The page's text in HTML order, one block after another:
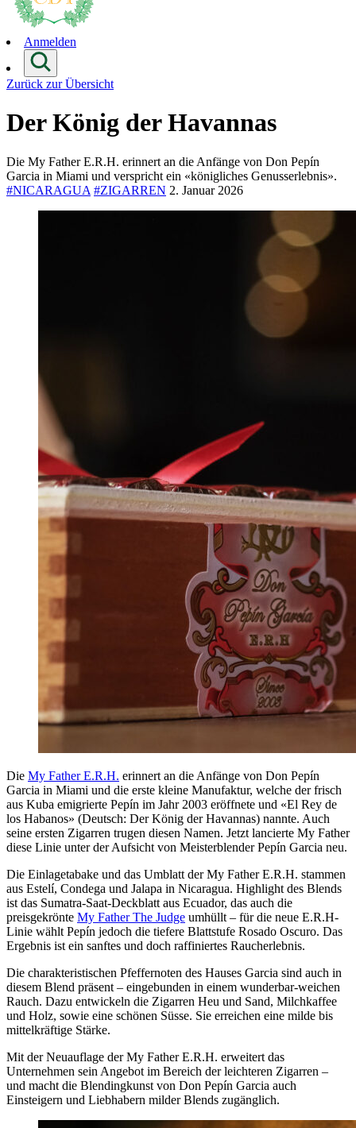
Anmelden
Zurück zur Übersicht
Der König der Havannas
Die My Father E.R.H. erinnert an die Anfänge von Don Pepín
Garcia in Miami und verspricht ein «königliches Genusserlebnis».
#NICARAGUA #ZIGARREN 2. Januar 2026
Die My Father E.R.H. erinnert an die Anfänge von Don Pepín
Garcia in Miami und die erste kleine Manufaktur, welche der frisch
aus Kuba emigrierte Pepín im Jahr 2003 eröffnete und «El Rey de
los Habanos» (Deutsch: Der König der Havannas) nannte. Auch
seine ersten Zigarren trugen diesen Namen. Jetzt lancierte My Father
diese Linie unter der Aufsicht von Meisterblender Pepín Garcia neu.
Die Einlagetabake und das Umblatt der My Father E.R.H. stammen
aus Estelí, Condega und Jalapa in Nicaragua. Highlight des Blends
ist das Sumatra-Saat-Deckblatt aus Ecuador, das auch die
preisgekrönte My Father The Judge umhüllt – für die neue E.R.H-
Linie wählt Pepín jedoch die tiefere Blattstufe Rosado Oscuro. Das
Ergebnis ist ein sanftes und doch raffiniertes Raucherlebnis.
Die charakteristischen Pfeffernoten des Hauses Garcia sind auch in
diesem Blend präsent – eingebunden in einem wunderbar-weichen
Rauch. Dazu entwickeln die Zigarren Heu und Sand, Milchkaffee
und Holz, sowie eine schönen Süsse. Sie erreichen eine milde bis
mittelkräftige Stärke.
Mit der Neuauflage der My Father E.R.H. erweitert das
Unternehmen sein Angebot im Bereich der leichteren Zigarren –
und macht die Blendingkunst von Don Pepín Garcia auch
Einsteigern und Liebhabern milder Blends zugänglich.